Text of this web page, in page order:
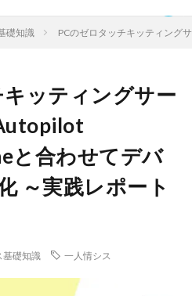
礎知識 PCのゼロタッチキッティング
ッティングサー
と合わせてデバ
～実践レポート
基礎知識 一人情シス